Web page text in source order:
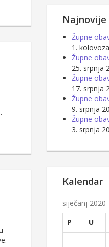
Najnovije
Župne
1.
Župne
25. srpnja
Župne
17. srpnja
Župne
9. srpnja
Župne
3. srpnja
Kalendar
siječanj 2020
P
U